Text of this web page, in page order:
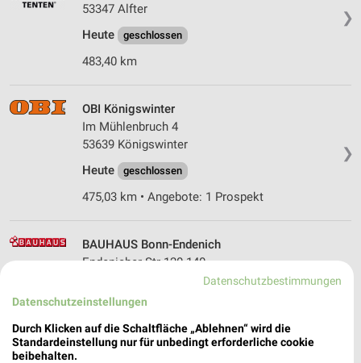
❯
53347 Alfter
Heute
geschlossen
483,40 km
❯
OBI Königswinter
Im Mühlenbruch 4
53639 Königswinter
Heute
geschlossen
475,03 km • Angebote: 1 Prospekt
BAUHAUS Bonn-Endenich
Endenicher Str 120-140
Heute geschlossen
479,85 km • Angebote: 1 Prospekt
Datenschutzbestimmungen
Datenschutzeinstellungen
Durch Klicken auf die Schaltfläche „Ablehnen“ wird die
Standardeinstellung nur für unbedingt erforderliche cookie
beibehalten.